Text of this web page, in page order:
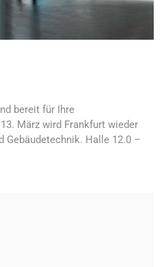
bereit für Ihre
März wird Frankfurt wieder
Gebäudetechnik. Halle 12.0 –